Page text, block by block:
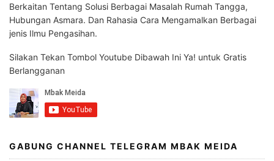
Berkaitan Tentang Solusi Berbagai Masalah Rumah Tangga,
Hubungan Asmara. Dan Rahasia Cara Mengamalkan Berbagai
jenis Ilmu Pengasihan.
Silakan Tekan Tombol Youtube Dibawah Ini Ya! untuk Gratis
Berlangganan
GABUNG CHANNEL TELEGRAM MBAK MEIDA